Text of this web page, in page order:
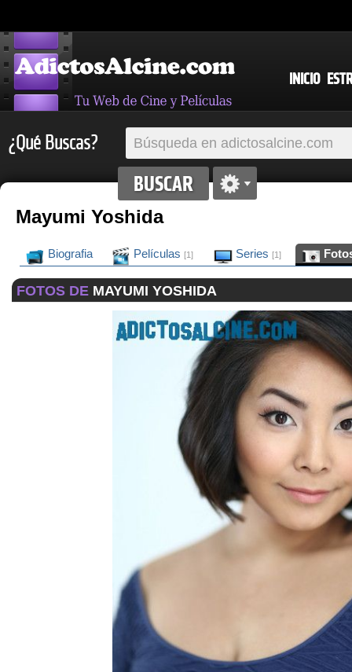
INICIO
¿Qué Buscas?
Mayumi Yoshida
Biografia Películas [1] Series [1]
FOTOS DE MAYUMI YOSHIDA